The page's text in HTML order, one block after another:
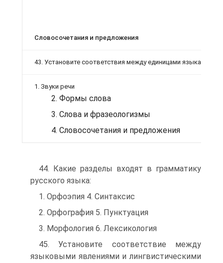
Словосочетания и предложения
43. Установите соответствия между единицами языка и
1. Звуки речи
2. Формы слова
3. Слова и фразеологизмы
4. Словосочетания и предложения
44. Какие разделы входят в грамматику
русского языка:
1. Орфоэпия 4. Синтаксис
2. Орфография 5. Пунктуация
3. Морфология 6. Лексикология
45. Установите соответствие между
языковыми явлениями и лингвистическими